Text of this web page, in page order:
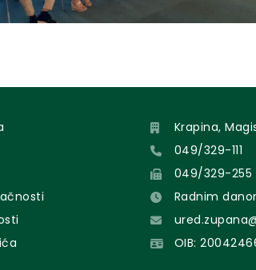
Krapina,
049/329-111
049/329-255
Radnim
OIB: